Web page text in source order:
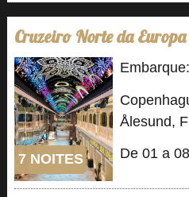
Cruzeiro Norte da Europa
7 NOITES
Ålesund,
De 01 a